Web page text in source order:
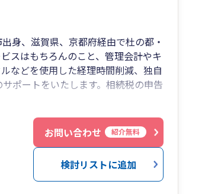
身、滋賀県、京都府経由で杜の都・
スはもちろんのこと、管理会計やキ
などを使用した経理時間削減、独自
ポートをいたします。相続税の申告
せください。
お問い合わせ 紹介無料
検討リストに追加